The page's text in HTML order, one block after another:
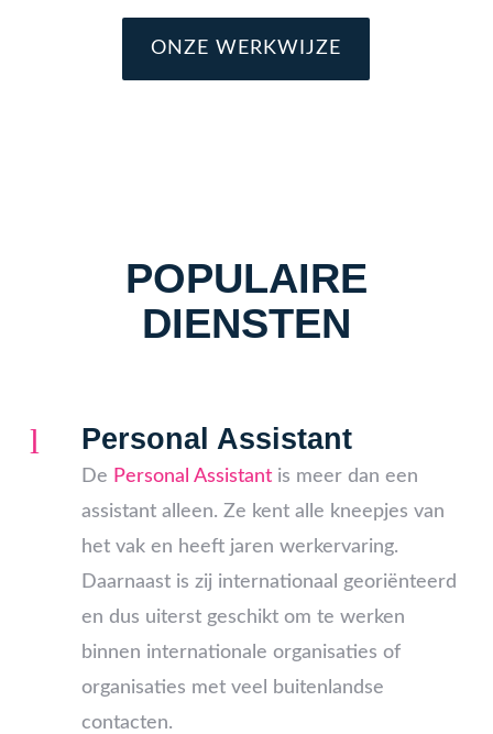
ONZE WERKWIJZE
POPULAIRE
DIENSTEN
l Personal Assistant
De Personal Assistantis meer dan een
assistant alleen. Ze kent alle kneepjes van
het vak en heeft jaren werkervaring.
Daarnaast is zij internationaal georiënteerd
en dus uiterst geschikt om te werken
binnen internationale organisaties of
organisaties met veel buitenlandse
contacten.